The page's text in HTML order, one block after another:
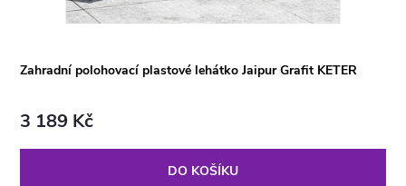
Zahradní polohovací plastové lehátko Jaipur Grafit KETER
3 189 Kč
DO KOŠÍKU